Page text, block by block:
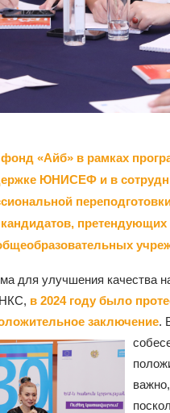
«Айб» в рамках
ЮНИСЕФ и в
для улучшения качества
в 2024 году было
заключение.